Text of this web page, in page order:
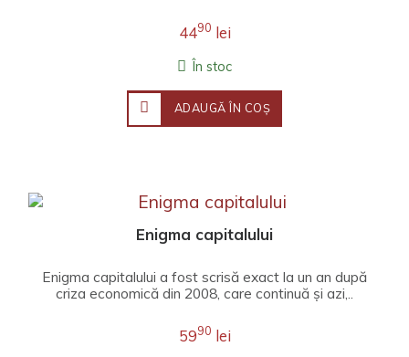
4490 lei
În stoc
ADAUGĂ ÎN COŞ
Enigma capitalului
Enigma capitalului a fost scrisă exact la un an după
criza economică din 2008, care continuă și azi,..
5990 lei